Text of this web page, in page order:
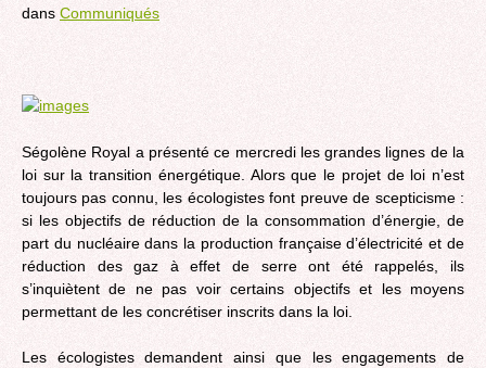
dans Communiqués
Ségolène Royal a présenté ce mercredi les grandes lignes de la
loi sur la transition énergétique. Alors que le projet de loi n’est
toujours pas connu, les écologistes font preuve de scepticisme :
si les objectifs de réduction de la consommation d’énergie, de
part du nucléaire dans la production française d’électricité et de
réduction des gaz à effet de serre ont été rappelés, ils
s’inquiètent de ne pas voir certains objectifs et les moyens
permettant de les concrétiser inscrits dans la loi.
Les écologistes demandent ainsi que les engagements de